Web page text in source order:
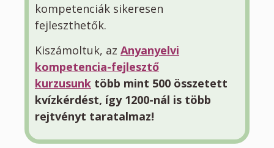
kompetenciák sikeresen
fejleszthetők.
Kiszámoltuk, az Anyanyelvi
kompetencia-fejlesztő
kurzusunk több mint 500 összetett
kvízkérdést, így 1200-nál is több
rejtvényt taratalmaz!